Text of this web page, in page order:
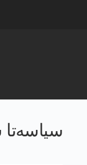
سیاسەتا